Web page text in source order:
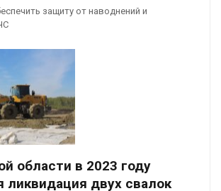
защиту от наводнений и
области в 2023 году
ликвидация двух свалок